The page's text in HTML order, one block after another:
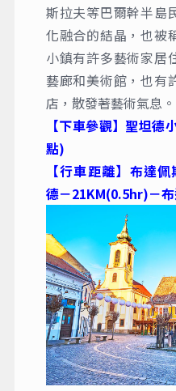
斯拉夫等巴爾幹半島
化融合的結晶，也被
小鎮有許多藝術家居
藝廊和美術館，也有
店，散發著藝術氣息。
【下車參觀】聖坦德
點)
【行車距離】布達
德－21KM(0.5hr)－